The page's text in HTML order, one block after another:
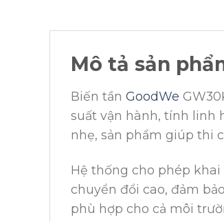
Mô tả sản
Biến tần GoodWe
suất vận hành, tính linh
nhẹ, sản phẩm giúp thi
Hệ thống cho phép
chuyển đổi cao, đảm
phù hợp cho cả môi